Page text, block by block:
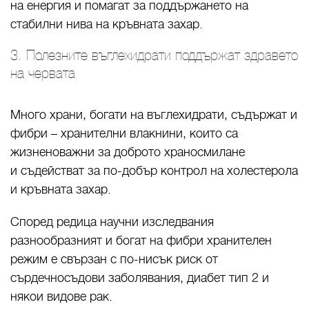
на енергия и помагат за поддържането на
стабилни нива на кръвната захар.
3. Полезните въглехидрати поддържат здравето
на червата
Много храни, богати на въглехидрати, съдържат и
фибри – хранителни влакнини, които са
жизненоважни за доброто храносмилане
и съдействат за по-добър контрол на холестерола
и кръвната захар.
Според редица научни изследвания
разнообразният и богат на фибри хранителен
режим е свързан с по-нисък риск от
сърдечносъдови заболявания, диабет тип 2 и
някои видове рак.